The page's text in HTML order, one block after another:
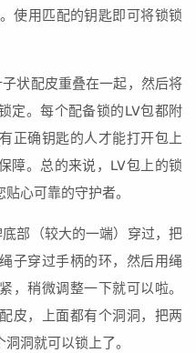
使用匹配的钥匙即可将锁锁
状配皮重叠在一起，然后将
定。每个配备锁的LV包都附
正确钥匙的人才能打开包上
障。总的来说，LV包上的锁
心可靠的守护者。
部（较大的一端）穿过，把
子穿过手柄的环，然后用绳
，稍微调整一下就可以啦。
皮，上面都有个洞洞，把两
洞就可以锁上了。